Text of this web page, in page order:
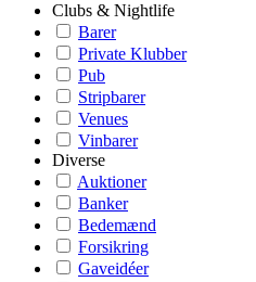
Clubs & Nightlife
Barer
Private Klubber
Pub
Stripbarer
Venues
Vinbarer
Diverse
Auktioner
Banker
Bedemænd
Forsikring
Gaveidéer